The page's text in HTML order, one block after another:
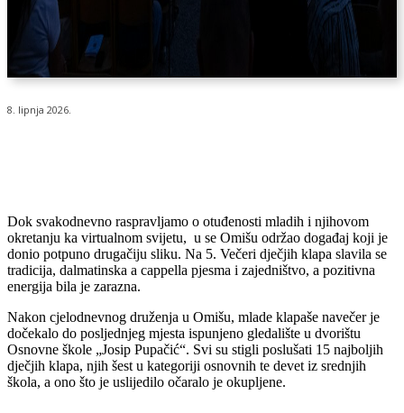
8. lipnja 2026.
Dok svakodnevno raspravljamo o otuđenosti mladih i njihovom
okretanju ka virtualnom svijetu, u se Omišu održao događaj koji je
donio potpuno drugačiju sliku. Na 5. Večeri dječjih klapa slavila se
tradicija, dalmatinska a cappella pjesma i zajedništvo, a pozitivna
energija bila je zarazna.
Nakon cjelodnevnog druženja u Omišu, mlade klapaše navečer je
dočekalo do posljednjeg mjesta ispunjeno gledalište u dvorištu
Osnovne škole „Josip Pupačić“. Svi su stigli poslušati 15 najboljih
dječjih klapa, njih šest u kategoriji osnovnih te devet iz srednjih
škola, a ono što je uslijedilo očaralo je okupljene.